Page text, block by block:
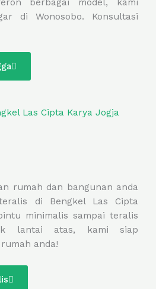
berbagai model, kami
di Wonosobo. Konsultasi
rumah dan bangunan anda
di Bengkel Las Cipta
minimalis sampai teralis
lantai atas, kami siap
anda!